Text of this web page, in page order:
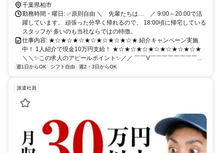
千葉県柏市
勤務時間・曜日: ✅原則自由 ＼ 先輩たちは… ／ 9:00～20:00で活
躍しています。 頑張った分早く帰れるので、 18:00頃に帰宅している
スタッフが 多いのも当社ならではの特徴。
仕事内容: ★☆★☆★☆★☆★☆★☆★☆★ 紹介キャンペーン実施
中！ 1人紹介で現金10万円支給！ ★☆★☆★☆★☆★☆★☆★☆★
＼＼✨この求人のアピールポイント✨／／ ￣￣V￣￣￣￣￣￣￣￣...
週1日からOK シフト自由 週2・3日からOK
派遣社員